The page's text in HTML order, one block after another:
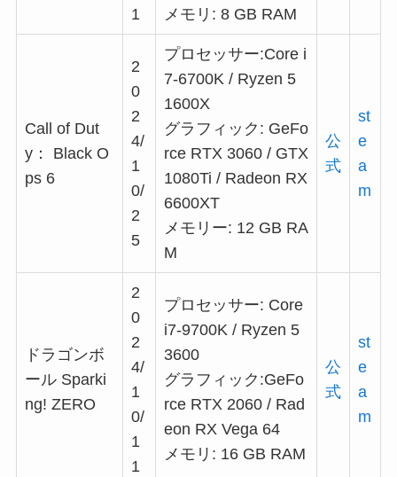
1
メモリ: 8 GB RAM
Call of Dut
y： Black O
ps 6
2
0
2
4/
1
0/
2
5
プロセッサー:Core i
7-6700K / Ryzen 5
1600X
グラフィック: GeFo
rce RTX 3060 / GTX
1080Ti / Radeon RX
6600XT
メモリー: 12 GB RA
M
公
式
st
e
a
m
ドラゴンボ
ール Sparki
ng! ZERO
2
0
2
4/
1
0/
1
1
プロセッサー: Core
i7-9700K / Ryzen 5
3600
グラフィック:GeFo
rce RTX 2060 / Rad
eon RX Vega 64
メモリ: 16 GB RAM
公
式
st
e
a
m